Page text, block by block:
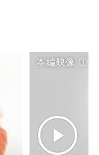
本編映像 ①